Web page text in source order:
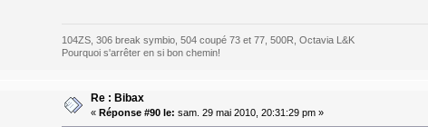
104ZS, 306 break symbio, 504 coupé 73 et 77, 500R, Octavia L&K
Pourquoi s'arrêter en si bon chemin!
Re : Bibax
« Réponse #90 le: sam. 29 mai 2010, 20:31:29 pm »